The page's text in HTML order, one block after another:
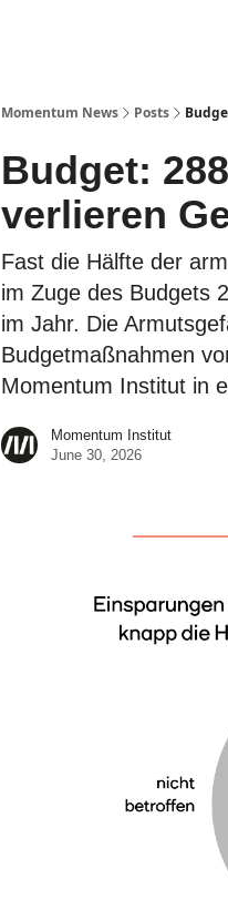
Momentum News Posts
Budget:
verlieren
Fast die Hälfte der
im Zuge des Budgets
im Jahr. Die
Budgetmaßnahmen
Momentum Institut in
Momentum Institut
June 30, 2026